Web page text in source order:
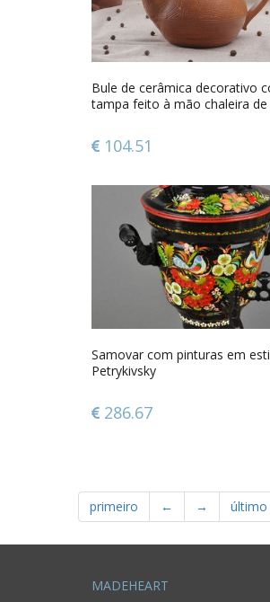
Bule de cerâmica decorativo
tampa feito à mão chaleira de
104.51
Samovar com pinturas em
Petrykivsky
286.67
primeiro ← → último
MADEHEART